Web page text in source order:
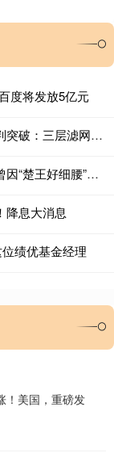
度将发放5亿元
九五配资 季度线定方向，月线寻支撑，周线判突破：三层滤网捕捉主升浪
盛瑞德优配 比阿房宫还要宏伟的皇家宫殿，曾因“楚王好细腰”而闻名于世
降息大消息
绩优基金经理
！美国，重磅发